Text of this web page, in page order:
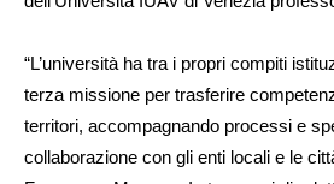
“L’università ha tra i propri compiti
terza missione per trasferire
territori, accompagnando processi e
collaborazione con gli enti locali e le